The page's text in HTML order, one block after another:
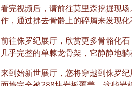
看完视频后，请前往莫里森挖掘现
作，通过拂去骨骼上的碎屑来发现化
前往侏罗纪展厅，欣赏更多骨骼化
几乎完整的单棘龙骨架，它静静地躺
来到始新世展厅，您将穿越到侏罗